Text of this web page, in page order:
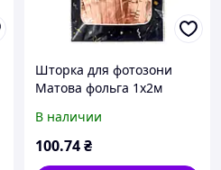
Шторка для фотозони
Матова фольга 1х2м
PELICAN
В наличии
100.74₴